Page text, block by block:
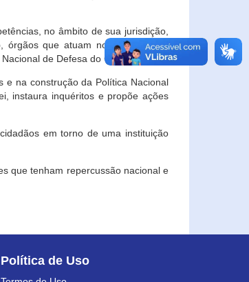
no âmbito de sua jurisdição,
órgãos que atuam no âmbito local,
de Defesa do Consumidor.
e na construção da Política Nacional
instaura inquéritos e propõe ações
em torno de uma instituição
que tenham repercussão nacional e
Política de Uso